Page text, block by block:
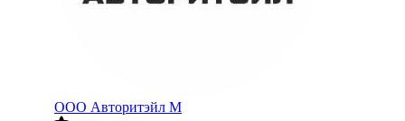
ООО Авторитэйл М